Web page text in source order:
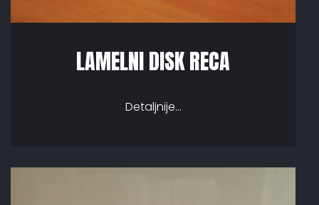
LAMELNI DISK RECA
Detaljnije...